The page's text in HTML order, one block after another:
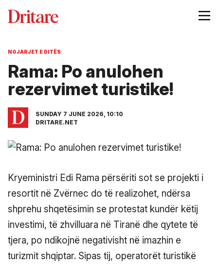
NGJARJET E DITËS
Rama: Po anulohen
rezervimet turistike!
SUNDAY 7 JUNE 2026, 10:10
DRITARE.NET
Kryeministri Edi Rama përsëriti sot se projekti i
resortit në Zvërnec do të realizohet, ndërsa
shprehu shqetësimin se protestat kundër këtij
investimi, të zhvilluara në Tiranë dhe qytete të
tjera, po ndikojnë negativisht në imazhin e
turizmit shqiptar. Sipas tij, operatorët turistikë